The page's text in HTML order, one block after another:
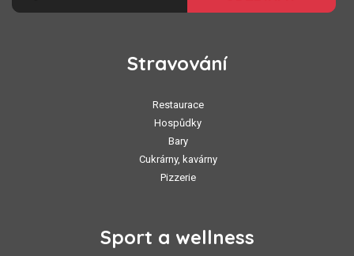
Stravování
Restaurace
Hospůdky
Bary
Cukrárny, kavárny
Pizzerie
Sport a wellness